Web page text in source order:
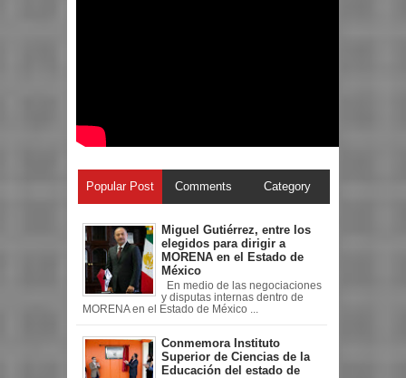
Popular Post Comments Category
Miguel Gutiérrez, entre los
elegidos para dirigir a
MORENA en el Estado de
México
En medio de las negociaciones
y disputas internas dentro de
MORENA en el Estado de México ...
Conmemora Instituto
Superior de Ciencias de la
Educación del estado de